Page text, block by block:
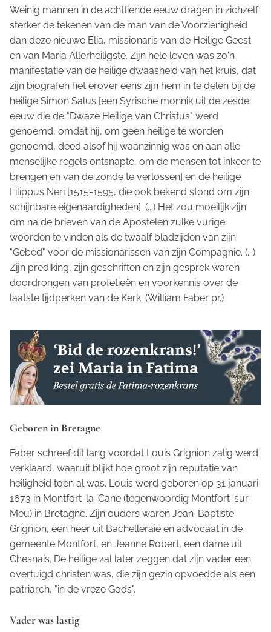
Weinig mannen in de achttiende eeuw dragen in zichzelf
sterker de tekenen van de man van de Voorzienigheid
dan deze nieuwe Elia, missionaris van de Heilige Geest
en van Maria Allerheiligste. Zijn hele leven was zo'n
manifestatie van de heilige dwaasheid van het kruis, dat
zijn biografen het erover eens zijn hem in te delen bij de
heilige Simon Salus [een Syrische monnik uit de zesde
eeuw die de "Dwaze Heilige van Christus" werd
genoemd, omdat hij, om geen heilige te worden
genoemd, deed alsof hij waanzinnig was en aan alle
menselijke regels ontsnapte, om de mensen tot inkeer te
brengen en van de zonde te verlossen] en de heilige
Filippus Neri [1515-1595, die ook bekend stond om zijn
schijnbare eigenaardigheden]. (...) Het zou moeilijk zijn
om na de brieven van de Apostelen zulke vurige
woorden te vinden als de twaalf bladzijden van zijn
"Gebed" voor de missionarissen van zijn Compagnie. (...)
Zijn prediking, zijn geschriften en zijn gesprek waren
doordrongen van profetieën en voorkennis over de
laatste tijdperken van de Kerk. (William Faber pr.)
Geboren in Bretagne
Faber schreef dit lang voordat Louis Grignion zalig werd
verklaard, waaruit blijkt hoe groot zijn reputatie van
heiligheid toen al was. Louis werd geboren op 31 januari
1673 in Montfort-la-Cane (tegenwoordig Montfort-sur-
Meu) in Bretagne. Zijn ouders waren Jean-Baptiste
Grignion, een heer uit Bachelleraie en advocaat in de
gemeente Montfort, en Jeanne Robert, een dame uit
Chesnais. De heilige zal later zeggen dat zijn vader een
overtuigd christen was, die zijn gezin opvoedde als een
patriarch, "in de vreze Gods".
Vader was lastig